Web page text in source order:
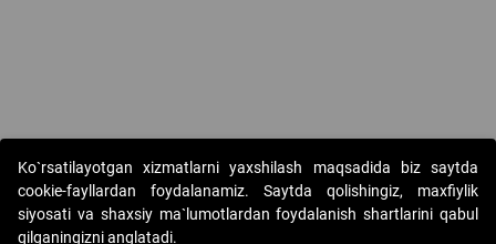
Ko`rsatilayotgan xizmatlarni yaxshilash maqsadida biz saytda
cookie-fayllardan foydalanamiz. Saytda qolishingiz, maxfiylik
siyosati va shaxsiy ma`lumotlardan foydalanish shartlarini qabul
qilganingizni anglatadi.